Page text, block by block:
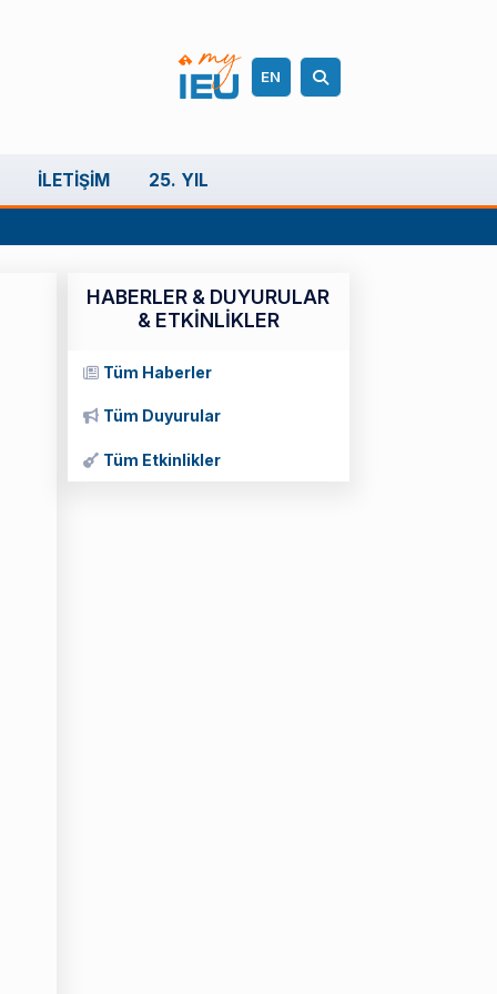
EN
İLETIŞIM 25. YIL
HABERLER & DUYURULAR
& ETKİNLİKLER
Tüm Haberler
Tüm Duyurular
Tüm Etkinlikler